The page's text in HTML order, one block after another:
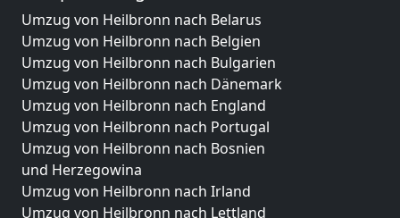
Umzug von Heilbronn nach Belarus
Umzug von Heilbronn nach Belgien
Umzug von Heilbronn nach Bulgarien
Umzug von Heilbronn nach Dänemark
Umzug von Heilbronn nach England
Umzug von Heilbronn nach Portugal
Umzug von Heilbronn nach Bosnien
und Herzegowina
Umzug von Heilbronn nach Irland
Umzug von Heilbronn nach Lettland